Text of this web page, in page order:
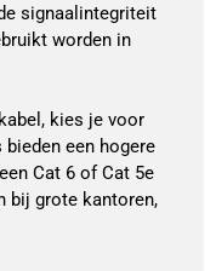
signaalintegriteit
worden in
kies je voor
een hogere
Cat 6 of Cat 5e
bij grote kantoren,